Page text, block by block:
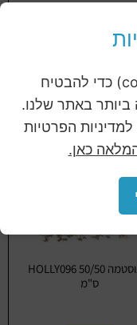
אנו משתמשים בעוגיות (cookies) כדי להבטיח
באתר שלנו.
הפרטיות
כאן.
ג’ינוסטמה HOLLY096 50/50
ס"מ